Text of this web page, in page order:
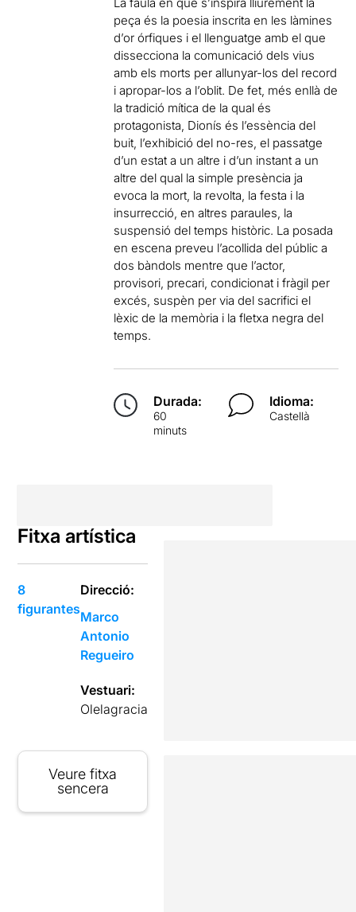
peça és la poesia inscrita en les làmines
d’or órfiques i el llenguatge amb el que
dissecciona la comunicació dels vius
amb els morts per allunyar-los del record
i apropar-los a l’oblit. De fet, més enllà de
la tradició mítica de la qual és
protagonista, Dionís és l’essència del
buit, l’exhibició del no-res, el passatge
d’un estat a un altre i d’un instant a un
altre del qual la simple presència ja
evoca la mort, la revolta, la festa i la
insurrecció, en altres paraules, la
suspensió del temps històric. La posada
en escena preveu l’acollida del públic a
dos bàndols mentre que l’actor,
provisori, precari, condicionat i fràgil per
excés, suspèn per via del sacrifici el
lèxic de la memòria i la fletxa negra del
temps.
Durada:
60
minuts
Idioma:
Castellà
Fitxa artística
8
figurantes
Direcció:
Marco
Antonio
Regueiro
Vestuari:
Olelagracia
Veure fitxa
sencera